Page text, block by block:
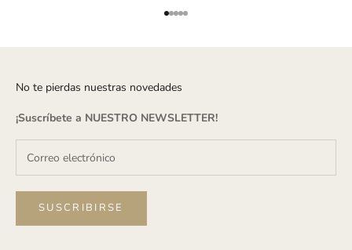
Ir al artículo 1
Ir al artículo 2
Ir al artículo 3
Ir al artículo 4
Ir al artículo 5
No te pierdas nuestras novedades
¡Suscríbete a NUESTRO NEWSLETTER!
SUSCRIBIRSE